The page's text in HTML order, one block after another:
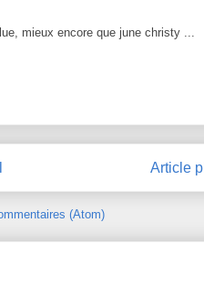
mieux encore que june christy ...
Article
(Atom)